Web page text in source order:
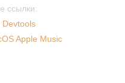
ссылки:
Devtools
Apple Music